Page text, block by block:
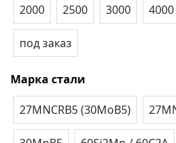
2000
2500 3000 4000
под заказ
Марка стали
27MNCRB5 (30MoB5)